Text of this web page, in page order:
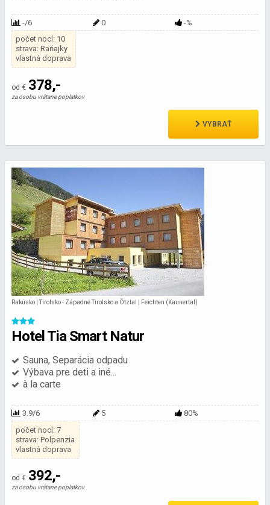
-/6 0
-%
počet nocí: 10
strava: Raňajky
vlastná doprava
od € 378,-
za osobu vrátane poplatkov
VYBRAŤ
Rakúsko | Tirolsko - Západné Tirolsko a Ötztal | Feichten (Kaunertal)
Hotel Tia Smart Natur
Sauna, Separácia odpadu
Výbava pre deti a iné...
à la carte
3.9/6 5
80%
počet nocí: 7
strava: Polpenzia
vlastná doprava
od € 392,-
za osobu vrátane poplatkov